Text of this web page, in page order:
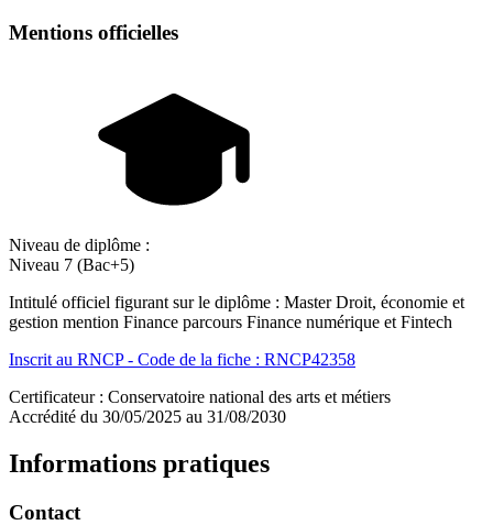
Mentions officielles
Niveau de diplôme :
Niveau 7 (Bac+5)
Intitulé officiel figurant sur le diplôme : Master Droit, économie et
gestion mention Finance parcours Finance numérique et Fintech
Inscrit au RNCP - Code de la fiche : RNCP42358
Certificateur : Conservatoire national des arts et métiers
Accrédité du 30/05/2025 au 31/08/2030
Informations pratiques
Contact